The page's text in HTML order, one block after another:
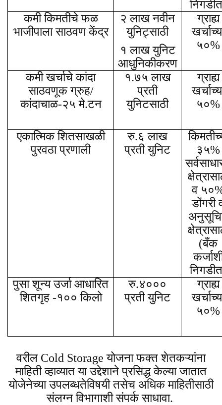
कमी किमतीचे फळ
भाजीपाला साठवण केंद्र
२ लाख नवीन
युनिट्साठी
१ लाख युनिट
आधुनिकीकरण
ग्राह्य
५०%
कमी खर्चाचे कांदा
साठवणूक ग्रुह/
कांदाचाळ-२५ मे.टन
१.७५ लाख
प्रती
युनिटसाठी
ग्राह्य
५०%
एकात्मिक शितसाखळी
पुरवठा प्रणाली
रु.६ लाख
प्रती युनिट
३५%
व
डोंगरी
(बँक
पुसा शून्य उर्जा आधारित
शितगृह -१०० किलो
रु.४०००
प्रती युनिट
ग्राह्य
५०%
वरील Cold Storage योजना फक्त शेतकऱ्यांना
माहिती व्हाव्यात या उद्देशाने प्रसिद्ध केल्या जातात
योजेनेच्या उपलब्धतेविषयी तसेच अधिक माहितीसाठी
संलग्न विभागाशी संपर्क साधावा.